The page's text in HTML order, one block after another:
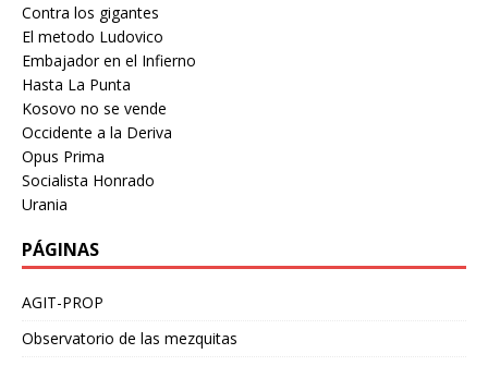
Contra los gigantes
El metodo Ludovico
Embajador en el Infierno
Hasta La Punta
Kosovo no se vende
Occidente a la Deriva
Opus Prima
Socialista Honrado
Urania
PÁGINAS
AGIT-PROP
Observatorio de las mezquitas